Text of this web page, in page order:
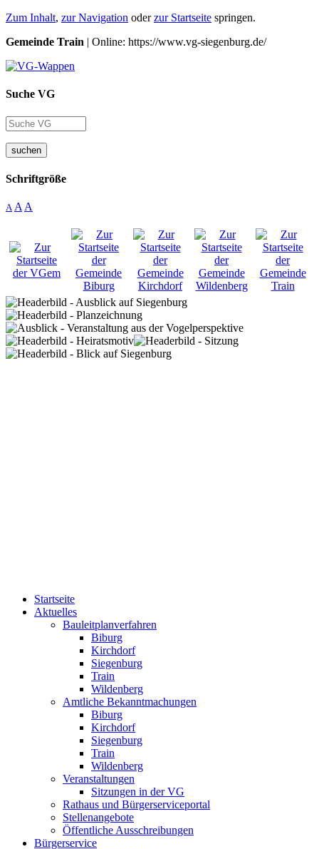
Zum Inhalt, zur Navigation oderzur Startseite springen.
Gemeinde Train | Online: https://www.vg-siegenburg.de/
Suche VG
suchen
Schriftgröße
A A A
Startseite
Aktuelles
Bauleitplanverfahren
Biburg
Kirchdorf
Siegenburg
Train
Wildenberg
Amtliche Bekanntmachungen
Biburg
Kirchdorf
Siegenburg
Train
Wildenberg
Veranstaltungen
Sitzungen in der VG
Rathaus und Bürgerserviceportal
Stellenangebote
Öffentliche Ausschreibungen
Bürgerservice